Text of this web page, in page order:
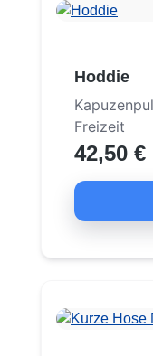
Hoddie
Freizeit
42,50 €